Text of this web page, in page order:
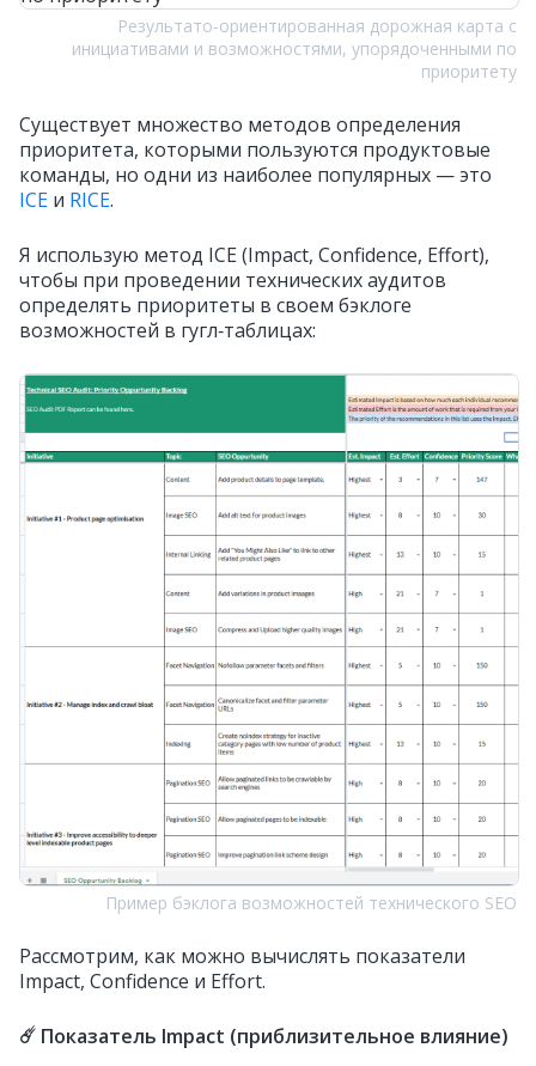
Результато‑ориентированная дорожная карта с
инициативами и возможностями, упорядоченными по
приоритету
Существует множество методов определения
приоритета, которыми пользуются продуктовые
команды, но одни из наиболее популярных — это
ICE и RICE.
Я использую метод ICE (Impact, Confidence, Effort),
чтобы при проведении технических аудитов
определять приоритеты в своем бэклоге
возможностей в гугл‑таблицах:
Пример бэклога возможностей технического SEO
Рассмотрим, как можно вычислять показатели
Impact, Confidence и Effort.
☄️ Показатель Impact (приблизительное влияние)